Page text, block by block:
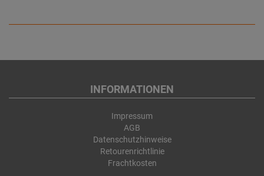
INFORMATIONEN
Impressum
AGB
Datenschutzhinweise
Retourenrichtlinie
Frachtkosten